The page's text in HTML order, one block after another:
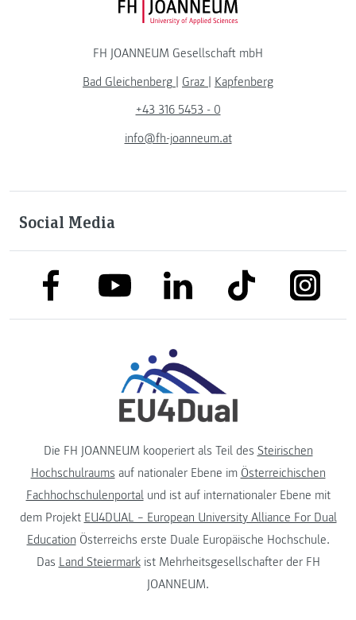
FH JOANNEUM Logo
FH JOANNEUM Gesellschaft mbH
Bad Gleichenberg | Graz | Kapfenberg
+43 316 5453 - 0
info@fh-joanneum.at
Social Media
link to facebooklink to youtubelink to linkedinlink to tiktok link to
Die FH JOANNEUM kooperiert als Teil des Steirischen
Hochschulraums auf nationaler Ebene im Österreichischen
Fachhochschulenportalund ist auf internationaler Ebene mit
dem Projekt EU4DUAL – European University Alliance For Dual
Education Österreichs erste Duale Europäische Hochschule.
Das Land Steiermarkist Mehrheitsgesellschafter der FH
JOANNEUM.